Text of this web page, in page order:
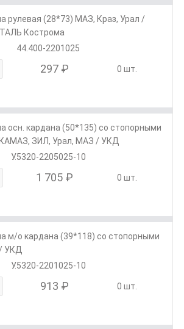
рулевая (28*73) МАЗ, Краз, Урал /
Кострома
44.400-2201025
297 ₽ 0 шт.
осн. кардана (50*135) со стопорными
ЗИЛ, Урал, МАЗ / УКД
У.5320-2205025-10
1 705 ₽ 0 шт.
м/о кардана (39*118) со стопорными
УКД
У.5320-2201025-10
913 ₽ 0 шт.